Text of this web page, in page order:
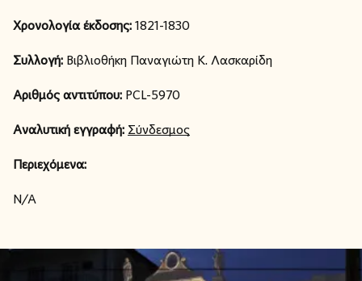
Χρονολογία έκδοσης:1821-1830
Συλλογή: Βιβλιοθήκη Παναγιώτη Κ. Λασκαρίδη
Αριθμός αντιτύπου: PCL-5970
Αναλυτική εγγραφή: Σύνδεσμος
Περιεχόμενα:
N/A